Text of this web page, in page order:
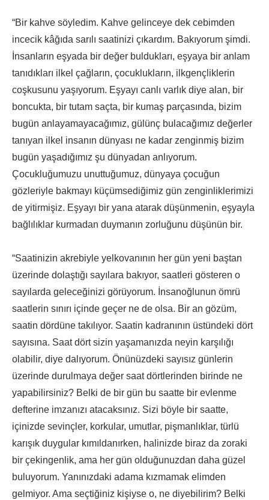
“Bir kahve söyledim. Kahve gelinceye dek cebimden
incecik kâğıda sarılı saatinizi çıkardım. Bakıyorum şimdi.
İnsanların eşyada bir değer buldukları, eşyaya bir anlam
tanıdıkları ilkel çağların, çocuklukların, ilkgençliklerin
coşkusunu yaşıyorum. Eşyayı canlı varlık diye alan, bir
boncukta, bir tutam saçta, bir kumaş parçasında, bizim
bugün anlayamayacağımız, gülünç bulacağımız değerler
tanıyan ilkel insanın dünyası ne kadar zenginmiş bizim
bugün yaşadığımız şu dünyadan anlıyorum.
Çocukluğumuzu unuttuğumuz, dünyaya çocuğun
gözleriyle bakmayı küçümsediğimiz gün zenginliklerimizi
de yitirmişiz. Eşyayı bir yana atarak düşünmenin, eşyayla
bağlılıklar kurmadan duymanın zorluğunu düşünün bir.
“Saatinizin akrebiyle yelkovanının her gün yeni baştan
üzerinde dolaştığı sayılara bakıyor, saatleri gösteren o
sayılarda geleceğinizi görüyorum. İnsanoğlunun ömrü
saatlerin sınırı içinde geçer ne de olsa. Bir an gözüm,
saatin dördüne takılıyor. Saatin kadranının üstündeki dört
sayısına. Saat dört sizin yaşamanızda neyin karşılığı
olabilir, diye dalıyorum. Önünüzdeki sayısız günlerin
üzerinde durulmaya değer saat dörtlerinden birinde ne
yapabilirsiniz? Belki de bir gün bu saatte bir evlenme
defterine imzanızı atacaksınız. Sizi böyle bir saatte,
içinizde sevinçler, korkular, umutlar, pişmanlıklar, türlü
karışık duygular kımıldanırken, halinizde biraz da zoraki
bir çekingenlik, ama her gün olduğunuzdan daha güzel
buluyorum. Yanınızdaki adama kızmamak elimden
gelmiyor. Ama seçtiğiniz kişiyse o, ne diyebilirim? Belki